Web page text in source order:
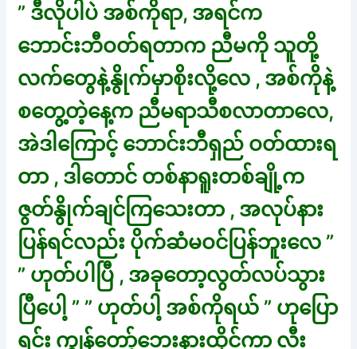
” ဒီလိုပါပဲ အစ်ကိုရာ, အရင်က
ဘောင်းဘီဝတ်ရတာက ညီမကို သူတို့
လက်တွေနဲ့နွိုက်မှာစိုးလို့လေ , အစ်ကိုနဲ့
စတွေ့တဲ့နေ့က ညီမရာသီစလာတာလေ,
အဲဒါကြောင့် ဘောင်းဘီရှည် ဝတ်ထားရ
တာ , ဒါတောင် တစ်နာရူးတစ်ချို့က
ဇွတ်နွိုက်ချင်ကြသေးတာ , အလုပ်နား
ပြန်ရင်လည်း ပိုက်ဆံမဝင်ပြန်ဘူးလေ ”
” ဟုတ်ပါပြီ , အခုတော့လွတ်လပ်သွား
ပြီပေါ့ ” ” ဟုတ်ပါ့ အစ်ကိုရယ် ” ဟုပြော
ရင်း ကျွန်တော့်ဘေးနားထိုင်ကာ လီး